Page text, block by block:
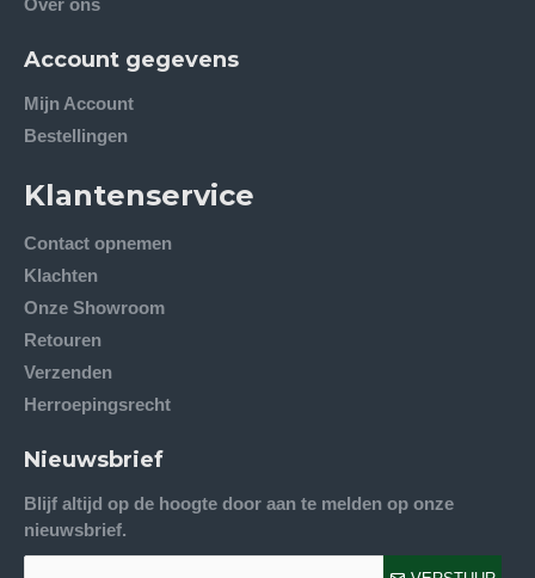
Account gegevens
Mijn Account
Bestellingen
Klantenservice
Contact opnemen
Klachten
Onze Showroom
Retouren
Verzenden
Herroepingsrecht
Nieuwsbrief
Blijf altijd op de hoogte door aan te melden op onze
nieuwsbrief.
VERSTUUR